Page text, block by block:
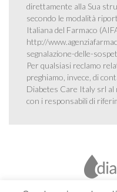
direttamente alla Sua
secondo le modalità
Italiana del Farmaco
http://
segnalazione-delle-
Per qualsiasi reclamo
preghiamo, invece, di
Diabetes Care Italy srl
con i responsabili di